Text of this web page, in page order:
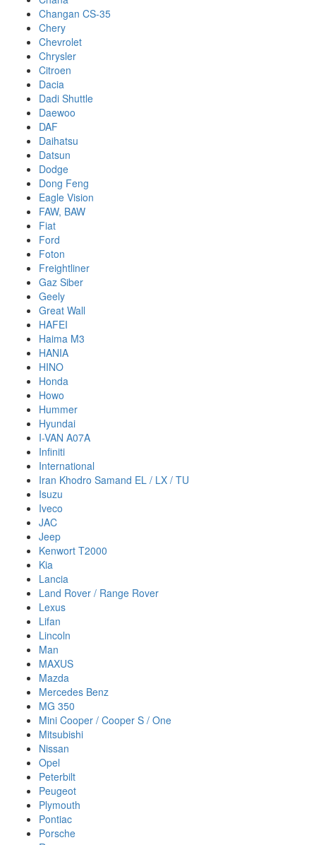
Changan CS-35
Chery
Chevrolet
Chrysler
Citroen
Dacia
Dadi Shuttle
Daewoo
DAF
Daihatsu
Datsun
Dodge
Dong Feng
Eagle Vision
FAW, BAW
Fiat
Ford
Foton
Freightliner
Gaz Siber
Geely
Great Wall
HAFEI
Haima M3
HANIA
HINO
Honda
Howo
Hummer
Hyundai
I-VAN A07A
Infiniti
International
Iran Khodro Samand EL / LX / TU
Isuzu
Iveco
JAC
Jeep
Kenwort T2000
Kia
Lancia
Land Rover / Range Rover
Lexus
Lifan
Lincoln
Man
MAXUS
Mazda
Mercedes Benz
MG 350
Mini Cooper / Cooper S / One
Mitsubishi
Nissan
Opel
Peterbilt
Peugeot
Plymouth
Pontiac
Porsche